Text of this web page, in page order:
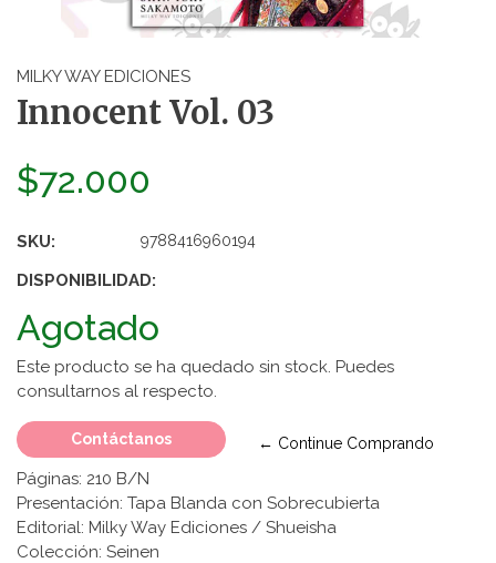
MILKY WAY EDICIONES
Innocent Vol. 03
$72.000
SKU: 9788416960194
DISPONIBILIDAD:
Agotado
Este producto se ha quedado sin stock. Puedes
consultarnos al respecto.
Contáctanos ← Continue Comprando
Páginas: 210 B/N
Presentación: Tapa Blanda con Sobrecubierta
Editorial: Milky Way Ediciones / Shueisha
Colección: Seinen